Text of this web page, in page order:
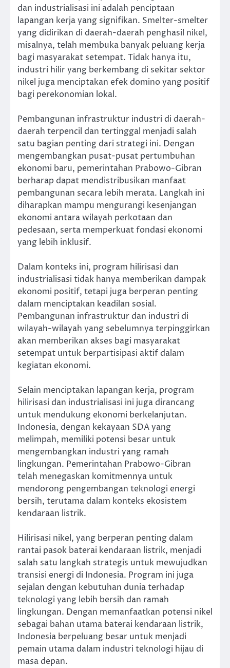
dan industrialisasi ini adalah penciptaan
lapangan kerja yang signifikan. Smelter-smelter
yang didirikan di daerah-daerah penghasil nikel,
misalnya, telah membuka banyak peluang kerja
bagi masyarakat setempat. Tidak hanya itu,
industri hilir yang berkembang di sekitar sektor
nikel juga menciptakan efek domino yang positif
bagi perekonomian lokal.
Pembangunan infrastruktur industri di daerah-
daerah terpencil dan tertinggal menjadi salah
satu bagian penting dari strategi ini. Dengan
mengembangkan pusat-pusat pertumbuhan
ekonomi baru, pemerintahan Prabowo-Gibran
berharap dapat mendistribusikan manfaat
pembangunan secara lebih merata. Langkah ini
diharapkan mampu mengurangi kesenjangan
ekonomi antara wilayah perkotaan dan
pedesaan, serta memperkuat fondasi ekonomi
yang lebih inklusif.
Dalam konteks ini, program hilirisasi dan
industrialisasi tidak hanya memberikan dampak
ekonomi positif, tetapi juga berperan penting
dalam menciptakan keadilan sosial.
Pembangunan infrastruktur dan industri di
wilayah-wilayah yang sebelumnya terpinggirkan
akan memberikan akses bagi masyarakat
setempat untuk berpartisipasi aktif dalam
kegiatan ekonomi.
Selain menciptakan lapangan kerja, program
hilirisasi dan industrialisasi ini juga dirancang
untuk mendukung ekonomi berkelanjutan.
Indonesia, dengan kekayaan SDA yang
melimpah, memiliki potensi besar untuk
mengembangkan industri yang ramah
lingkungan. Pemerintahan Prabowo-Gibran
telah menegaskan komitmennya untuk
mendorong pengembangan teknologi energi
bersih, terutama dalam konteks ekosistem
kendaraan listrik.
Hilirisasi nikel, yang berperan penting dalam
rantai pasok baterai kendaraan listrik, menjadi
salah satu langkah strategis untuk mewujudkan
transisi energi di Indonesia. Program ini juga
sejalan dengan kebutuhan dunia terhadap
teknologi yang lebih bersih dan ramah
lingkungan. Dengan memanfaatkan potensi nikel
sebagai bahan utama baterai kendaraan listrik,
Indonesia berpeluang besar untuk menjadi
pemain utama dalam industri teknologi hijau di
masa depan.